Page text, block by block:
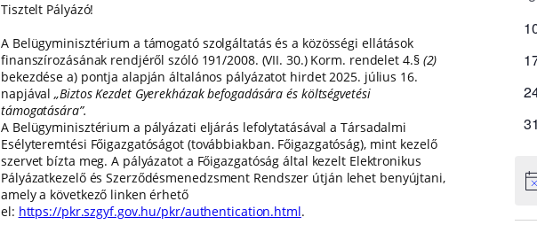
Tisztelt Pályázó!
A Belügyminisztérium a támogató szolgáltatás és a közösségi ellátások
finanszírozásának rendjéről szóló 191/2008. (VII. 30.) Korm. rendelet 4.§ (2)
bekezdése a) pontja alapján általános pályázatot hirdet 2025. július 16.
napjával„Biztos Kezdet Gyerekházak befogadására és költségvetési
támogatására”.
A Belügyminisztérium a pályázati eljárás lefolytatásával a Társadalmi
Esélyteremtési Főigazgatóságot (továbbiakban. Főigazgatóság), mint kezelő
szervet bízta meg. A pályázatot a Főigazgatóság által kezelt Elektronikus
Pályázatkezelő és Szerződésmenedzsment Rendszer útján lehet benyújtani,
amely a következő linken érhető
el: https://pkr.szgyf.gov.hu/pkr/authentication.html.